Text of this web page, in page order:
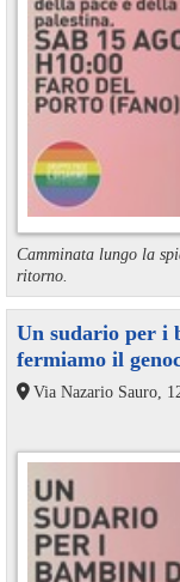
Camminata lungo la
ritorno.
Un sudario per i
fermiamo il
Via Nazario Sauro,